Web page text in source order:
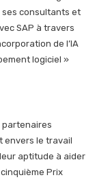
consultants et
SAP à travers
de l’IA
logiciel »
partenaires
envers le travail
aptitude à aider
Prix